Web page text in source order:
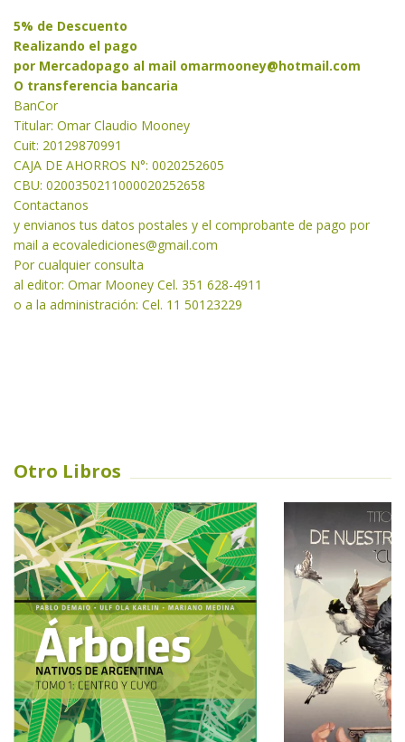
5% de Descuento
Realizando el pago
por Mercadopago al mail omarmooney@hotmail.com
O transferencia bancaria
BanCor
Titular: Omar Claudio Mooney
Cuit: 20129870991
CAJA DE AHORROS N°: 0020252605
CBU: 0200350211000020252658
Contactanos
y envianos tus datos postales y el comprobante de pago por
mail a ecovalediciones@gmail.com
Por cualquier consulta
al editor: Omar Mooney Cel. 351 628-4911
o a la administración: Cel. 11 50123229
Otro Libros